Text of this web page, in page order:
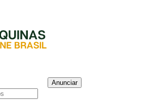
Anunciar